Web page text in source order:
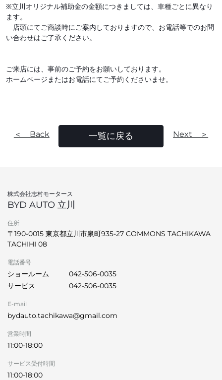
※立川オリジナル補助金の金額につきましては、車種ごとに異なり
ます。
店頭にてご商談時にご案内しておりますので、お電話等でのお問
い合わせはご了承ください。
ご来店には、事前のご予約をお願いしております。
ホームページまたはお電話にてご予約くださいませ。
＜ Back 一覧に戻る Next ＞
株式会社志村モータース
BYD AUTO 立川
住所
〒190-0015 東京都立川市泉町935-27 COMMONS TACHIKAWA
TACHIHI 08
電話番号
ショールーム
042-506-0035
サービス
042-506-0035
E-mail
bydauto.tachikawa@gmail.com
営業時間
11:00-18:00
サービス受付時間
11:00-18:00